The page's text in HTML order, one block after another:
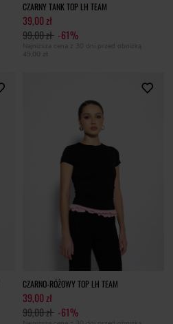
CZARNY TANK TOP LH TEAM
39,00 zł
99,00 zł -61%
Najniższa cena z 30 dni przed obniżką
49,00 zł
CZARNO-RÓŻOWY TOP LH TEAM
39,00 zł
99,00 zł -61%